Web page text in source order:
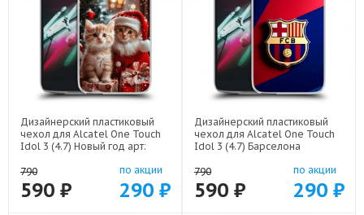
Дизайнерский пластиковый
чехол для Alcatel One Touch
Idol 3 (4.7) Новый год арт:
790
590 ₽
по акции
290 ₽
Дизайнерский пластиковый
чехол для Alcatel One Touch
Idol 3 (4.7) Барселона
790
590 ₽
по акции
290 ₽